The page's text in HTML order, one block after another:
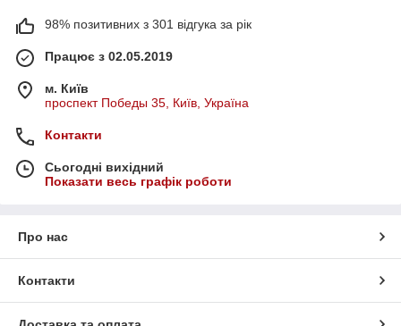
98% позитивних з 301 відгука за рік
Працює з 02.05.2019
м. Київ
проспект Победы 35, Київ, Україна
Контакти
Сьогодні вихідний
Показати весь графік роботи
Про нас
Контакти